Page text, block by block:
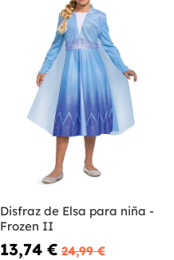
Disfraz de Elsa para niña -
Frozen II
13,74 € 24,99 €